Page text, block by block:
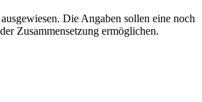
Die Angaben sollen eine noch
Zusammensetzung ermöglichen.